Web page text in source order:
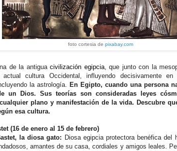
foto cortesia de pixabay.com
de la antigua civilización egipcia, que junto con la
cultura Occidental, influyendo decisivamente
la astrología. En Egipto, cuando una persona
un Dios. Sus teorías son consideradas leyes
plano y manifestación de la vida. Descubre
esa cultura.
(16 de enero al 15 de febrero)
la diosa gato:
Diosa egipcia protectora benéfica del
amantes de su casa, cordiales y amigos leales.